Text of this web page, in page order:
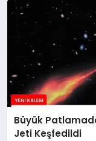
Büyük
Jeti Keşfedildi